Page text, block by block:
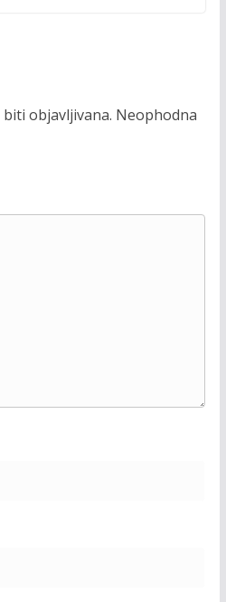
biti objavljivana. Neophodna